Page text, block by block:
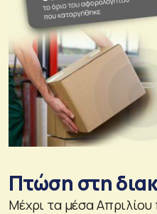
Πτώση στη
Μέχρι τα μέσα Απριλίου